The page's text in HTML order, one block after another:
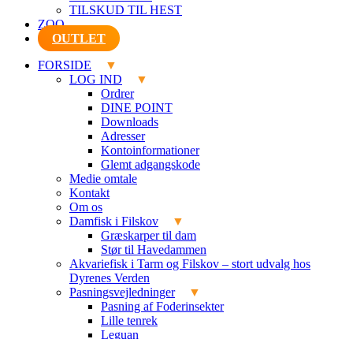
TILSKUD TIL HEST
ZOO
OUTLET
FORSIDE
LOG IND
Ordrer
DINE POINT
Downloads
Adresser
Kontoinformationer
Glemt adgangskode
Medie omtale
Kontakt
Om os
Damfisk i Filskov
Græskarper til dam
Stør til Havedammen
Akvariefisk i Tarm og Filskov – stort udvalg hos
Dyrenes Verden
Pasningsvejledninger
Pasning af Foderinsekter
Lille tenrek
Leguan